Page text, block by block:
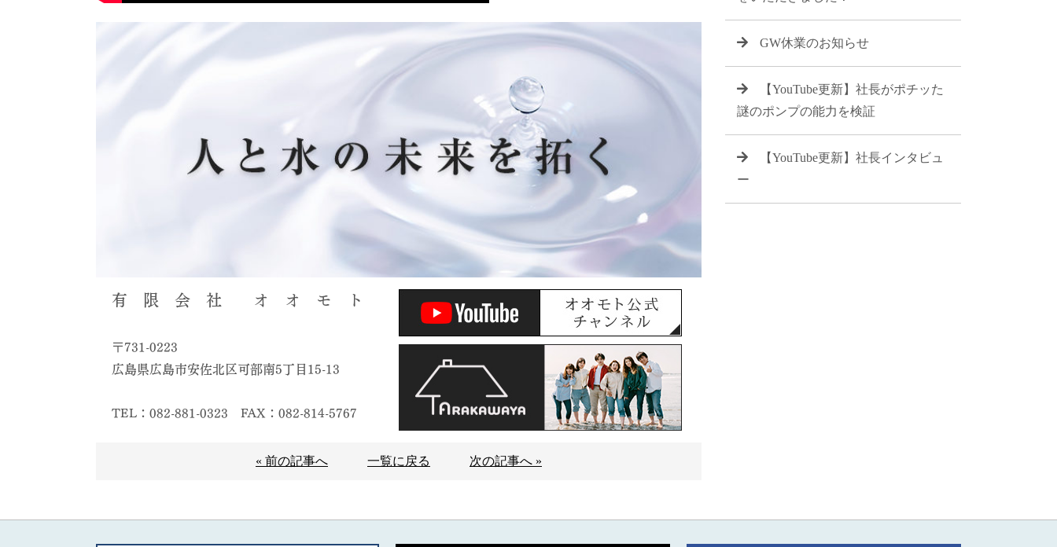
有 限 会 社 オ オ モ ト
〒731-0223
広島県広島市安佐北区可部南5丁目15-13
TEL：082-881-0323 FAX：082-814-5767
« 前の記事へ 一覧に戻る 次の記事へ »
GW休業のお知らせ
【YouTube更新】社長がポチッた
謎のポンプの能力を検証
【YouTube更新】社長インタビュ
ー